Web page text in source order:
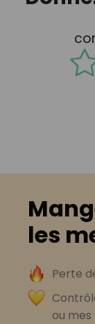
les
Perte
ou